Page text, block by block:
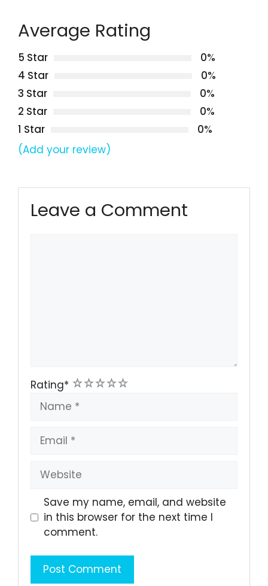
Average Rating
5 Star
0%
4 Star
0%
3 Star
0%
2 Star
0%
1 Star
0%
(Add your review)
Leave a Comment
Rating* 5
4
3
2
1
Name
Email
Website
Save my name, email, and website
in this browser for the next time I
comment.